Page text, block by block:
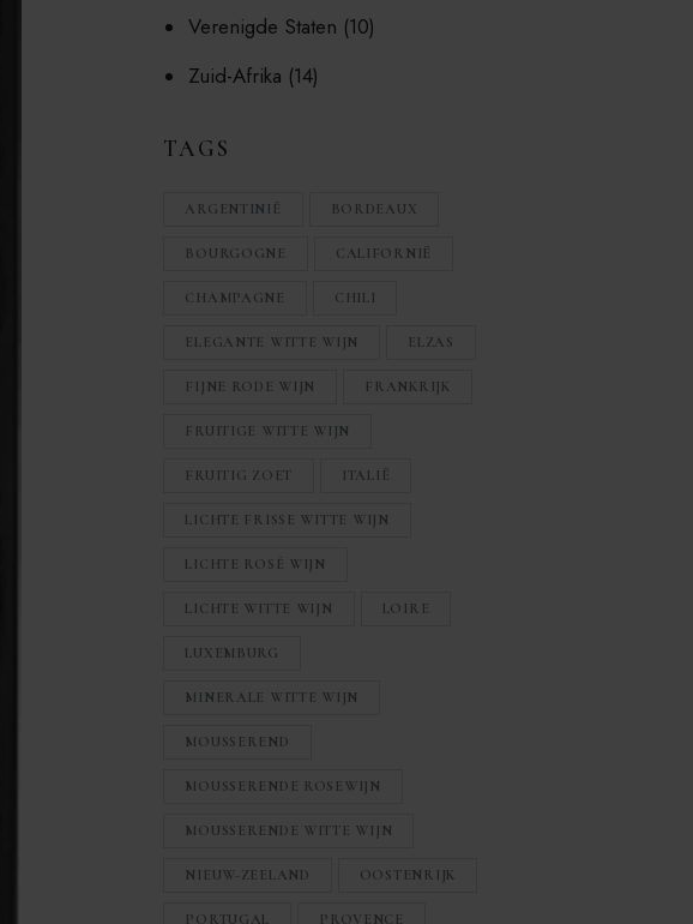
Verenigde Staten (10)
Zuid-Afrika (14)
TAGS
ARGENTINIË BORDEAUX
BOURGOGNE CALIFORNIË
CHAMPAGNE CHILI
ELEGANTE WITTE WIJN ELZAS
FIJNE RODE WIJN FRANKRIJK
FRUITIGE WITTE WIJN
FRUITIG ZOET ITALIË
LICHTE FRISSE WITTE WIJN
LICHTE ROSÉ WIJN
LICHTE WITTE WIJN LOIRE
LUXEMBURG
MINERALE WITTE WIJN
MOUSSEREND
MOUSSERENDE ROSEWIJN
MOUSSERENDE WITTE WIJN
NIEUW-ZEELAND OOSTENRIJK
PORTUGAL PROVENCE